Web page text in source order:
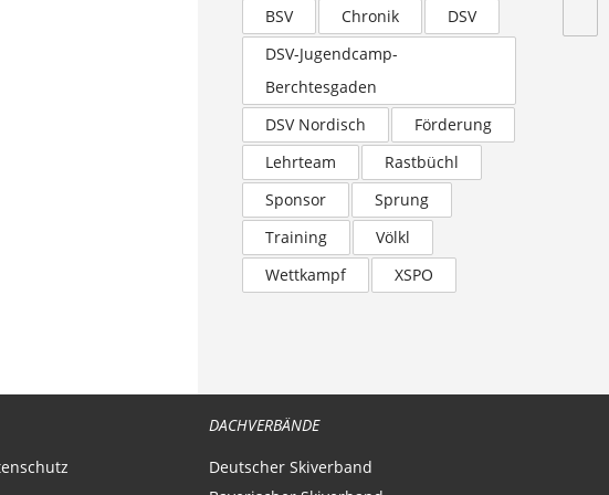
BSV Chronik
DSV
DSV-Jugendcamp-
Berchtesgaden
DSV Nordisch
Förderung
Lehrteam
Rastbüchl
Sponsor
Sprung
Training
Völkl
Wettkampf
XSPO
DACHVERBÄNDE
Deutscher Skiverband